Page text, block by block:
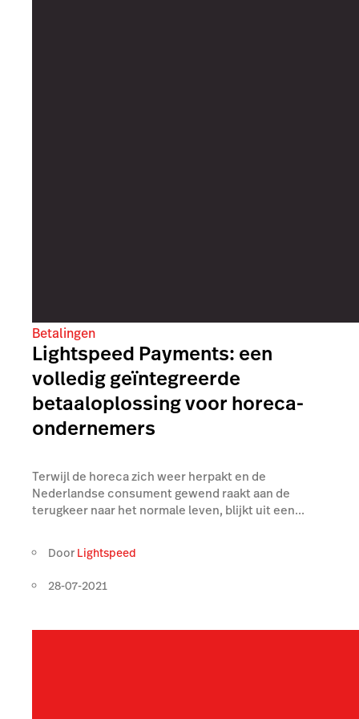
Betalingen
Lightspeed Payments: een
volledig geïntegreerde
betaaloplossing voor horeca-
ondernemers
Terwijl de horeca zich weer herpakt en de
Nederlandse consument gewend raakt aan de
terugkeer naar het normale leven, blijkt uit een...
Door Lightspeed
28-07-2021